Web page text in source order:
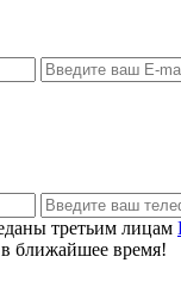
третьим лицам
ближайшее время!